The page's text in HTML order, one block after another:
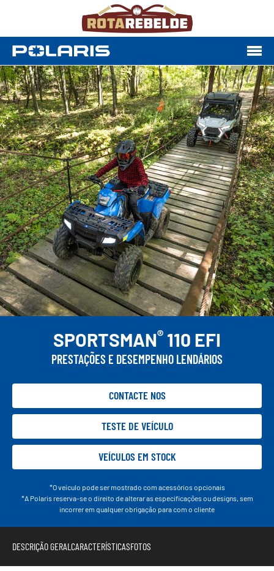
SPORTSMAN® 110 EFI
PRESTAÇÕES E DESEMPENHO LENDÁRIOS
CONTACTE NOS
TESTE DE VEÍCULO
VEÍCULOS EM STOCK
*O veículo pode ser mostrado com acessórios opcionais
*A Polaris reserva-se o direito de alterar as especificações ou designs, sem
incorrer em qualquer obrigação para com o cliente
DESCRIÇÃO GERALCARACTERÍSTICASFOTOS